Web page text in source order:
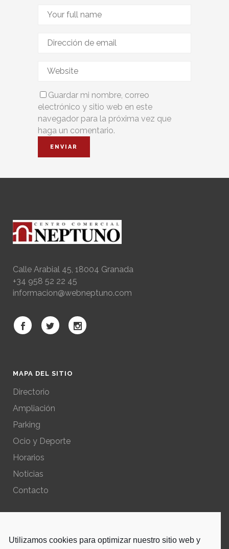
Utilizamos cookies para optimizar nuestro sitio web y
Guardar mi nombre, correo
electrónico y sitio web en este
navegador para la próxima vez que
haga un comentario.
Calle Arabial 45, 18004 Granada
+34 958 52 22 45
informacion@webneptuno.com
MAPA DEL SITIO
Directorio
Ampliación
Parking
Ocio y Deporte
Horarios
Noticias
Contacto
Política de privacidad – Aviso Legal